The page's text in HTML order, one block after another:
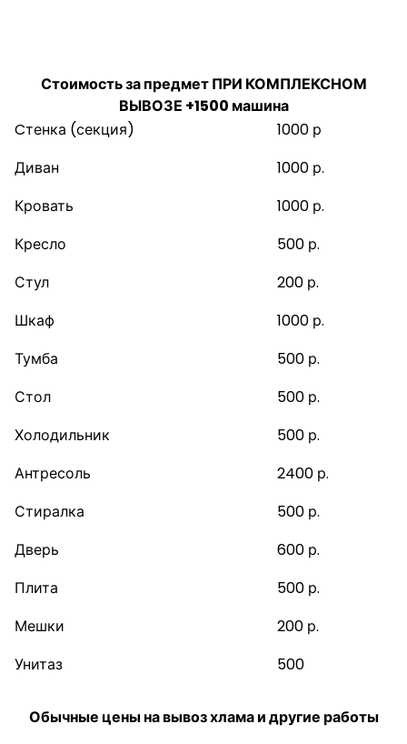
Стоимость за предмет ПРИ КОМПЛЕКСНОМ
ВЫВОЗЕ +1500 машина
Cтенка (секция)
1000 р
Диван
1000 р.
Кровать
1000 р.
Кресло
500 р.
Стул
200 р.
Шкаф
1000 р.
Тумба
500 р.
Стол
500 р.
Холодильник
500 р.
Антресоль
2400 р.
Стиралка
500 р.
Дверь
600 р.
Плита
500 р.
Мешки
200 р.
Унитаз
500
Обычные цены на вывоз хлама и другие работы